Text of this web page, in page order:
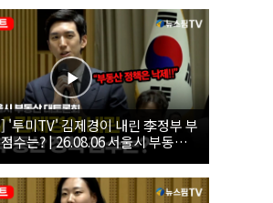
'투미TV' 김제경이 내린 李정부 부
수는? | 26.08.06 서울시 부동산